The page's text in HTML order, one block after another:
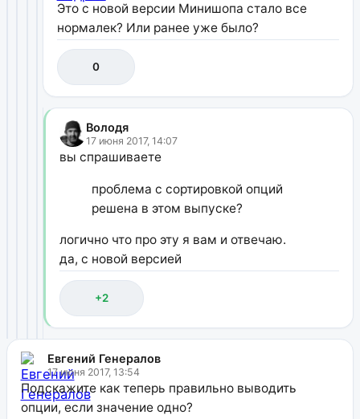
Это с новой версии Минишопа стало все
нормалек? Или ранее уже было?
0
Володя
17 июня 2017, 14:07
вы спрашиваете
проблема с сортировкой опций
решена в этом выпуске?
логично что про эту я вам и отвечаю.
да, с новой версией
+2
Евгений Генералов
17 июня 2017, 13:54
Подскажите как теперь правильно выводить
опции, если значение одно?